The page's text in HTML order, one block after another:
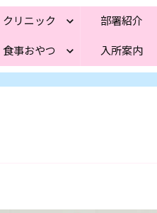
クリニック 部署紹介
食事おやつ 入所案内